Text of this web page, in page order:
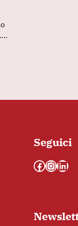
Seguici
Facebook InstagramLinkedIn